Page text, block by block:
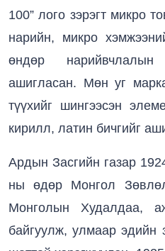
100” лого зэрэгт микро
нарийн, микро
өндөр нарийвчлалын
ашигласан. Мөн уг
түүхийг шингээсэн
кирилл, латин бичгийг
Ардын Засгийн газар
ны өдөр Монгол
Монголын Худалдаа,
байгуулж, улмаар эдийн